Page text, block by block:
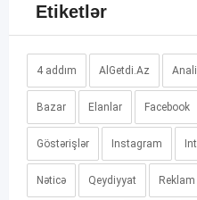
Etiketlər
4 addım AlGetdi.Az
Bazar Elanlar Facebook
Göstərişlər Instagram
Nəticə Qeydiyyat Reklam